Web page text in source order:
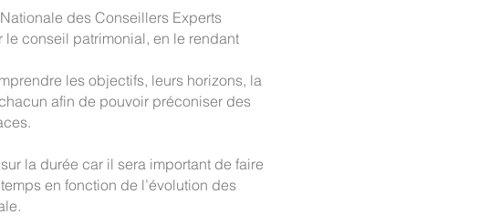
des Conseillers Experts
conseil patrimonial, en le rendant
les objectifs, leurs horizons, la
afin de pouvoir préconiser des
la durée car il sera important de faire
en fonction de l’évolution des